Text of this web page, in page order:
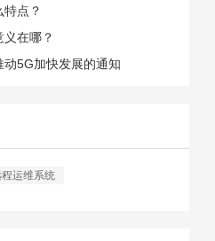
点？
在哪？
5G加快发展的通知
运维系统